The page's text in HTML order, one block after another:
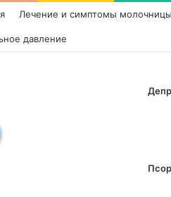
Лечение и симптомы молочницы
давление